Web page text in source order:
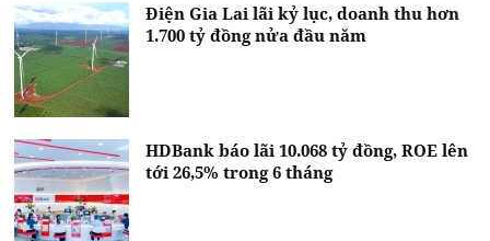
Điện Gia Lai lãi kỷ lục, doanh thu hơn
1.700 tỷ đồng nửa đầu năm
HDBank báo lãi 10.068 tỷ đồng, ROE lên
tới 26,5% trong 6 tháng